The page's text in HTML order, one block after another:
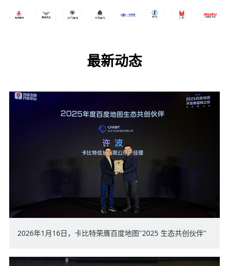
最新动态
2026年1月16日，卡比特荣膺百度地图"2025 生态共创伙伴"